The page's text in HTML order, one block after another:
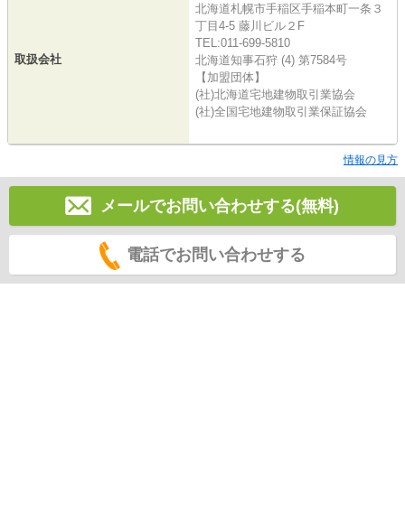
取扱会社
北海道札幌市手稲区手稲本町一条３
丁目4-5 藤川ビル２F
TEL:011-699-5810
北海道知事石狩 (4) 第7584号
【加盟団体】
(社)北海道宅地建物取引業協会
(社)全国宅地建物取引業保証協会
情報の見方
メールでお問い合わせする(無料)
電話でお問い合わせする